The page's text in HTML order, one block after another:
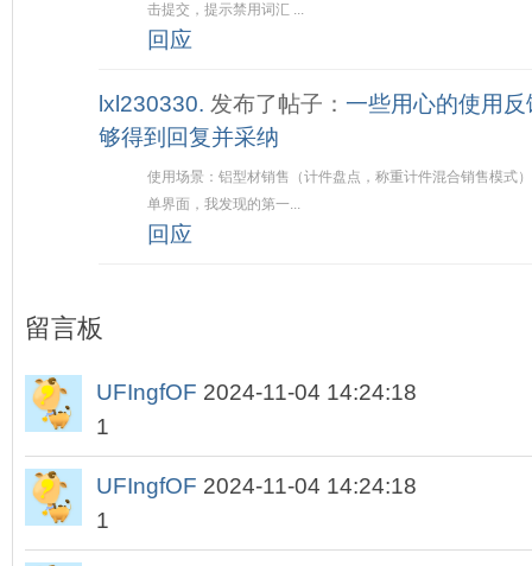
击提交，提示禁用词汇 ...
回应
lxl230330. 发布了帖子： 一些用心的使用
够得到回复并采纳
使用场景：铝型材销售（计件盘点，称重计件混合销售模式
单界面，我发现的第一...
回应
留言板
UFIngfOF 2024-11-04 14:24:18
1
UFIngfOF 2024-11-04 14:24:18
1